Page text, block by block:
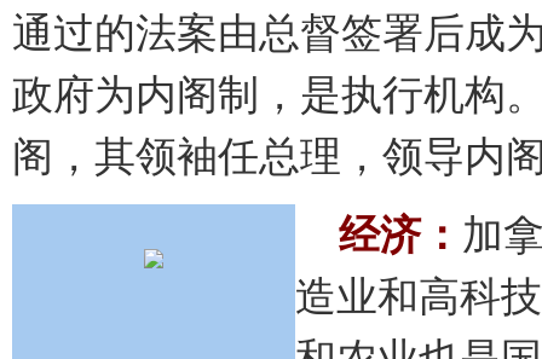
通过的法案由总督签署后成
政府为内阁制，是执行机构
阁，其领袖任总理，领导
经济： 加
造业和高科